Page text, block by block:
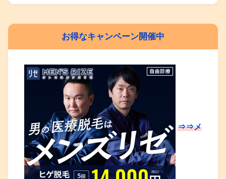
お得なキャンペーン開催中
⇒⇒メ